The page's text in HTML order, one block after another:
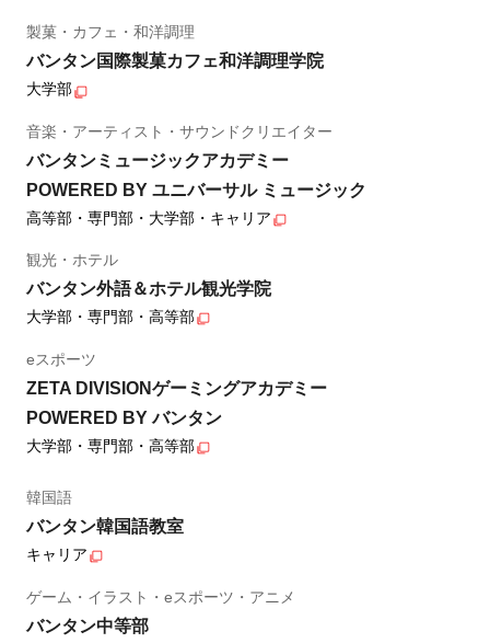
製菓・カフェ・和洋調理
バンタン国際製菓カフェ和洋調理学院
大学部
音楽・アーティスト・サウンドクリエイター
バンタンミュージックアカデミー
POWERED BY ユニバーサル ミュージック
高等部・専門部・大学部・キャリア
観光・ホテル
バンタン外語＆ホテル観光学院
大学部・専門部・高等部
eスポーツ
ZETA DIVISIONゲーミングアカデミー
POWERED BY バンタン
大学部・専門部・高等部
韓国語
バンタン韓国語教室
キャリア
ゲーム・イラスト・eスポーツ・アニメ
バンタン中等部